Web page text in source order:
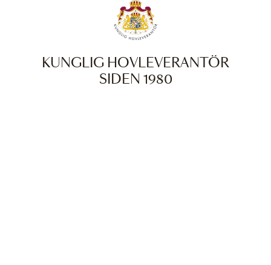
KUNGLIG HOVLEVERANTÖR
SIDEN 1980